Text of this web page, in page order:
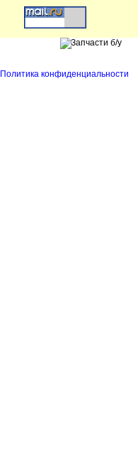
Политика конфиденциальности